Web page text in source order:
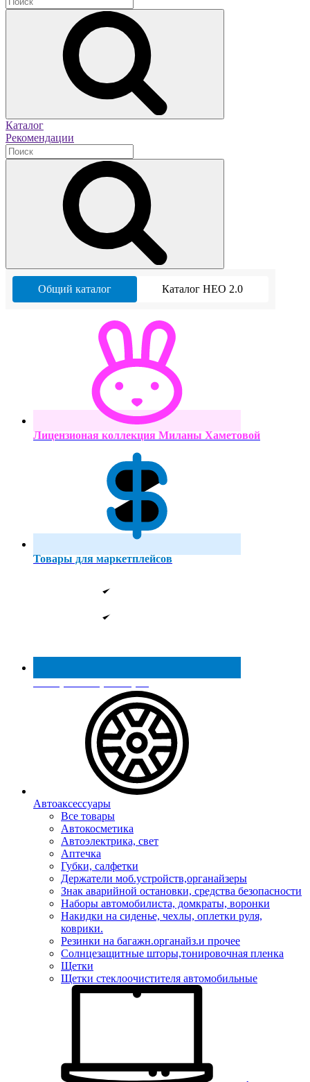
Каталог
Рекомендации
Общий каталог Каталог НЕО 2.0
Лицензионая коллекция Миланы Хаметовой
Товары для маркетплейсов
Реестр МинПромТорга
Автоаксессуары
Все товары
Автокосметика
Автоэлектрика, свет
Аптечка
Губки, салфетки
Держатели моб.устройств,органайзеры
Знак аварийной остановки, средства безопасности
Наборы автомобилиста, домкраты, воронки
Накидки на сиденье, чехлы, оплетки руля,
коврики.
Резинки на багажн.органайз.и прочее
Солнцезащитные шторы,тонировочная пленка
Щетки
Щетки стеклоочистителя автомобильные